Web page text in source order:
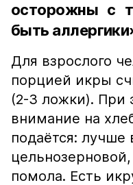
осторожны с
быть
Для взрослого
порцией икры
(2-3 ложки). При
внимание на
подаётся: лучше
помола. Есть